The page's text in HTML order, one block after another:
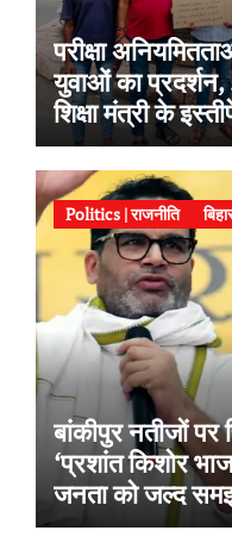
परीक्षा
युवाओं का
शिक्षा मंत्री के
Politics | राजनीति
बांकीपुर नतीजों
‘प्रशांत किशोर
जनता को जल्द